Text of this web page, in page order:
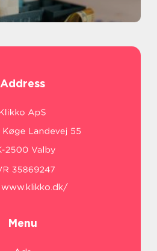
Address
www.klikko.dk/
Menu